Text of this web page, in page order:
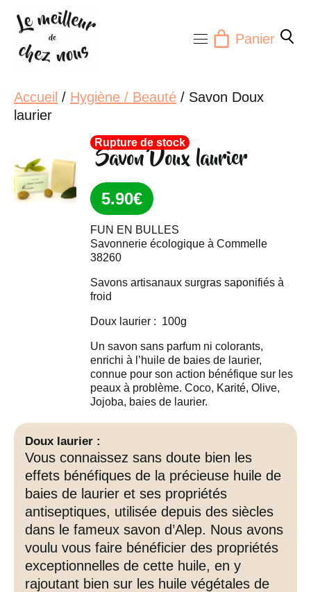
contenu
Panier
Accueil / Hygiène / Beauté / Savon Doux
laurier
Savon Doux laurier
5.90€
FUN EN BULLES
Savonnerie écologique à Commelle
38260
Savons artisanaux surgras saponifiés à
froid
Doux laurier : 100g
Un savon sans parfum ni colorants,
enrichi à l’huile de baies de laurier,
connue pour son action bénéfique sur les
peaux à problème. Coco, Karité, Olive,
Jojoba, baies de laurier.
Rupture de stock
Doux laurier :
Vous connaissez sans doute bien les
effets bénéfiques de la précieuse huile de
baies de laurier et ses propriétés
antiseptiques, utilisée depuis des siècles
dans le fameux savon d’Alep. Nous avons
voulu vous faire bénéficier des propriétés
exceptionnelles de cette huile, en y
rajoutant bien sur les huile végétales de